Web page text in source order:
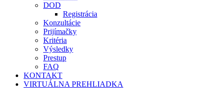
DOD
Registrácia
Konzultácie
Prijímačky
Kritéria
Výsledky
Prestup
FAQ
KONTAKT
VIRTUÁLNA PREHLIADKA